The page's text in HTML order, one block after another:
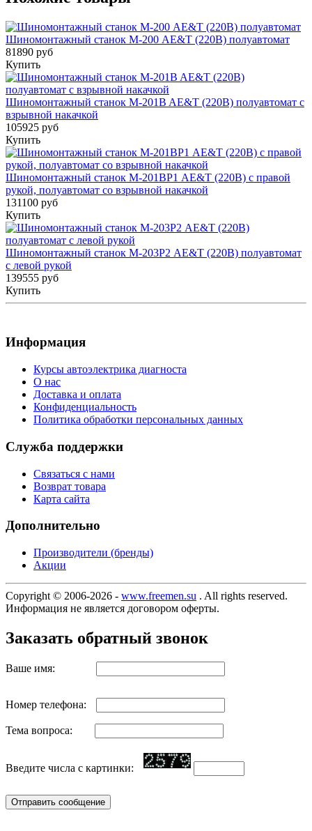
Шиномонтажный станок М-200 AE&T (220В) полуавтомат
81890 руб
Купить
Шиномонтажный станок M-201B AE&T (220В) полуавтомат с
взрывной накачкой
105925 руб
Купить
Шиномонтажный станок M-201ВР1 AE&T (220В) с правой
рукой, полуавтомат со взрывной накачкой
131100 руб
Купить
Шиномонтажный станок М-203Р2 AE&T (220В) полуавтомат
с левой рукой
139555 руб
Купить
Информация
Курсы автоэлектрика диагноста
О нас
Доставка и оплата
Конфиденциальность
Политика обработки персональных данных
Служба поддержки
Связаться с нами
Возврат товара
Карта сайта
Дополнительно
Производители (бренды)
Акции
Copyright © 2006-2026 - www.freemen.su . All rights reserved.
Информация не является договором оферты.
Заказать обратный звонок
Ваше имя:
Номер телефона:
Тема вопроса:
Введите числа с картинки: